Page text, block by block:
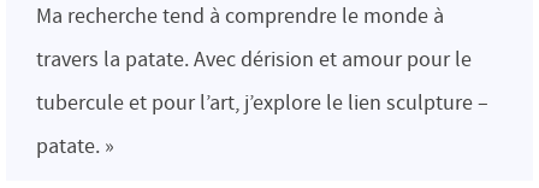
Ma recherche tend à comprendre le monde à
travers la patate. Avec dérision et amour pour le
tubercule et pour l’art, j’explore le lien sculpture –
patate. »